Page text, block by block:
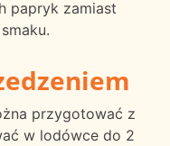
papryk zamiast
przygotować z
w lodówce do 2